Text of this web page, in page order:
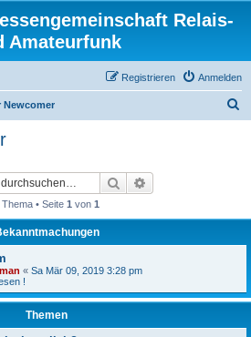
Relais-
Amateurfunk
Anmelden
Registrieren
Newcomer
Suche
Thema • Seite 1 von 1
« Sa Mär 09, 2019 3:28 pm
!
Themen